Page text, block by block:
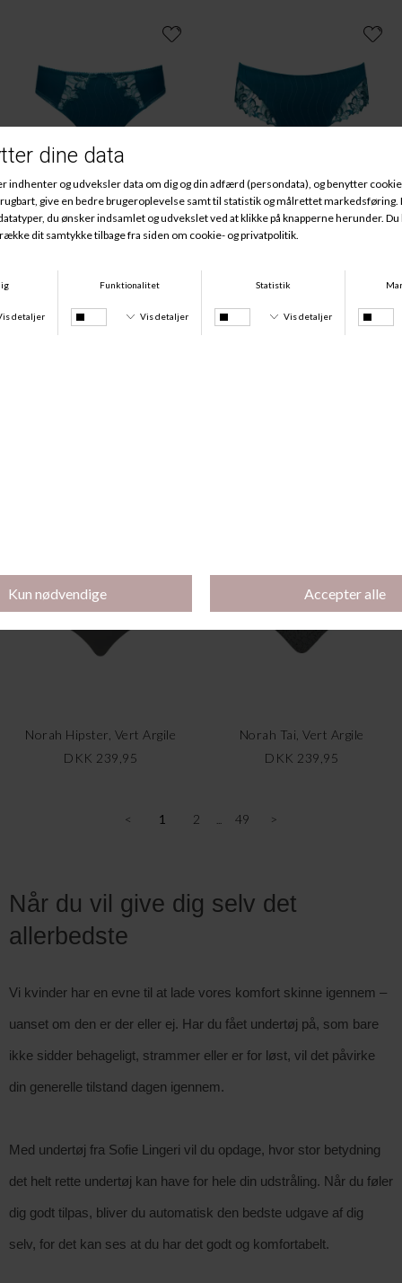
Deauville Tai, Peacock
DKK 449,00
Deauville Luxury String, Peacock
DKK 489,00
Norah Hipster, Vert Argile
DKK 239,95
Norah Tai, Vert Argile
DKK 239,95
< 1 2 49 >
Når du vil give dig selv det
allerbedste
Vi kvinder har en evne til at lade vores komfort skinne igennem –
uanset om den er der eller ej. Har du fået undertøj på, som bare
ikke sidder behageligt, strammer eller er for løst, vil det påvirke
din generelle tilstand dagen igennem.
Med undertøj fra Sofie Lingeri vil du opdage, hvor stor betydning
det helt rette undertøj kan have for hele din udstråling. Når du føler
dig godt tilpas, bliver du automatisk den bedste udgave af dig
selv, for det kan ses at du har det godt og komfortabelt.